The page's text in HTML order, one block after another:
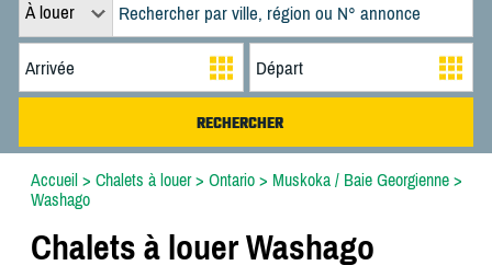
À louer
Accueil> Chalets à louer> Ontario> Muskoka / Baie Georgienne>
Washago
Chalets à louer Washago